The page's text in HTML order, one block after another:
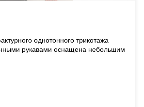
однотонного трикотажа
рукавами оснащена небольшим